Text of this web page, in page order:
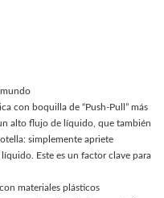
con boquilla de “Push-Pull” más
alto flujo de líquido, que también
simplemente apriete
Este es un factor clave para
materiales plásticos